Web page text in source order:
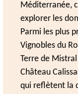
Méditerranée,
explorer les
Parmi les plus
Vignobles du
Terre de
Château
qui reflètent la